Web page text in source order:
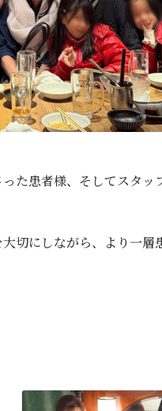
た患者様、そしてスタッ
切にしながら、より一層